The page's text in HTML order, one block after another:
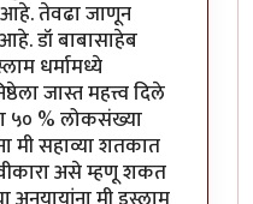
तेवढा जाणून
डॉ बाबासाहेब
धर्मामध्ये
जास्त महत्त्व दिले
५० % लोकसंख्या
मी सहाव्या शतकात
असे म्हणू शकत